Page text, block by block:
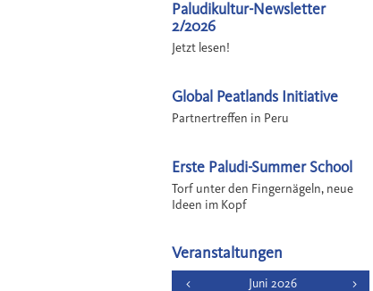
Paludikultur-Newsletter
2/2026
Jetzt lesen!
Global Peatlands Initiative
Partnertreffen in Peru
Erste Paludi-Summer School
Torf unter den Fingernägeln, neue
Ideen im Kopf
Veranstaltungen
< Juni 2026 >